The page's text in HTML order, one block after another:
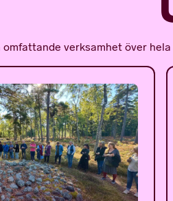
verksamhet över